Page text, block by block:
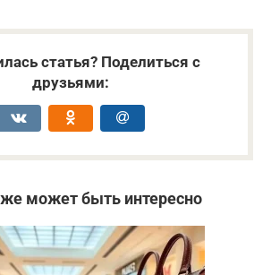
статья? Поделиться с
друзьями:
может быть интересно